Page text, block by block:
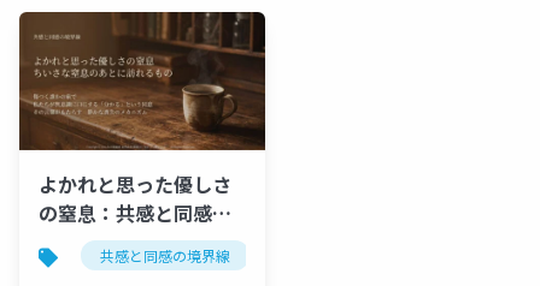
よかれと思った優しさ
の窒息：共感と同感の
境界線共感と同感の境界線